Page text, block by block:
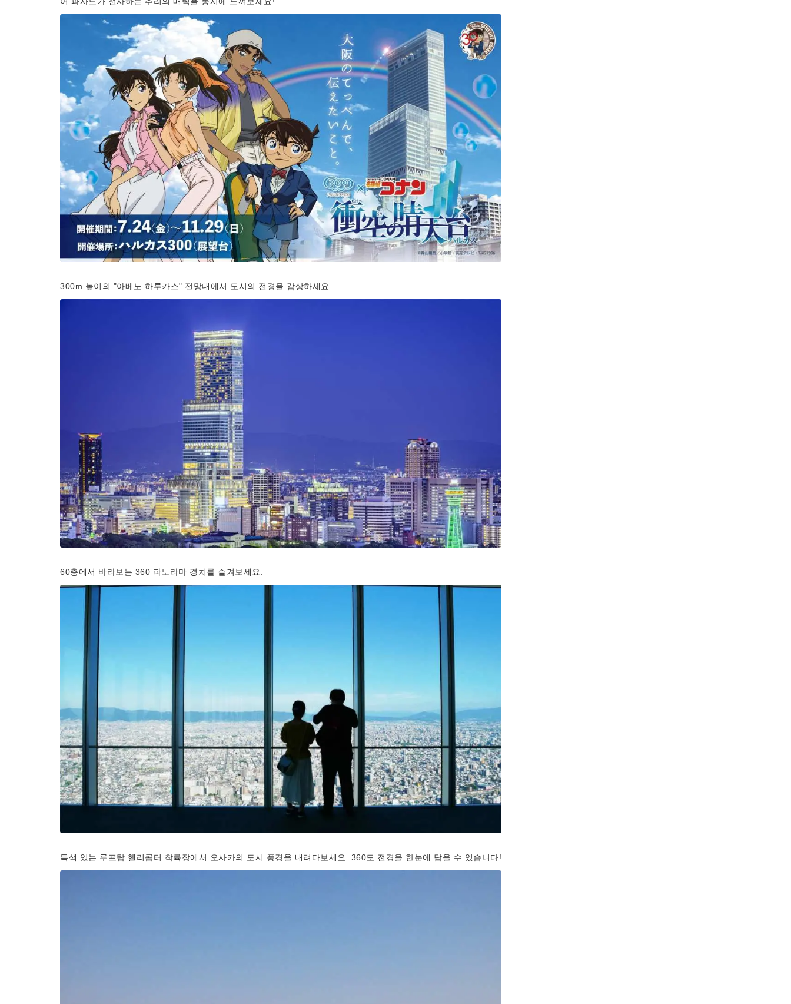
300m 높이의 "아베노 하루카스" 전망대에서 도시의 전경을 감상하세요.
60층에서 바라보는 360 파노라마 경치를 즐겨보세요.
특색 있는 루프탑 헬리콥터 착륙장에서 오사카의 도시 풍경을 내려다보세요. 360도 전경을 한눈에 담을 수 있습니다!